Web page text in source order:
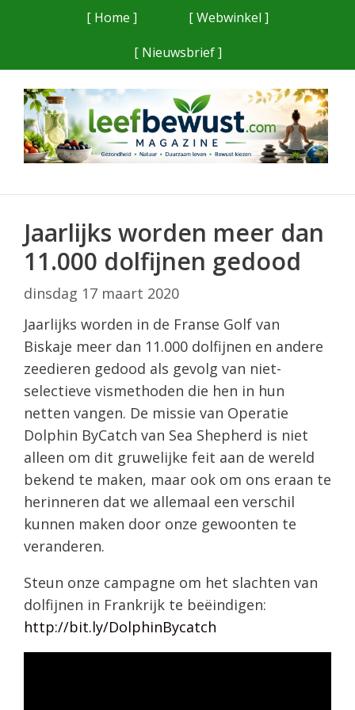
[ Home ]
[ Webwinkel ]
[ Nieuwsbrief ]
Jaarlijks worden meer dan
11.000 dolfijnen gedood
dinsdag 17 maart 2020
Jaarlijks worden in de Franse Golf van
Biskaje meer dan 11.000 dolfijnen en andere
zeedieren gedood als gevolg van niet-
selectieve vismethoden die hen in hun
netten vangen. De missie van Operatie
Dolphin ByCatch van Sea Shepherd is niet
alleen om dit gruwelijke feit aan de wereld
bekend te maken, maar ook om ons eraan te
herinneren dat we allemaal een verschil
kunnen maken door onze gewoonten te
veranderen.
Steun onze campagne om het slachten van
dolfijnen in Frankrijk te beëindigen:
http://bit.ly/DolphinBycatch